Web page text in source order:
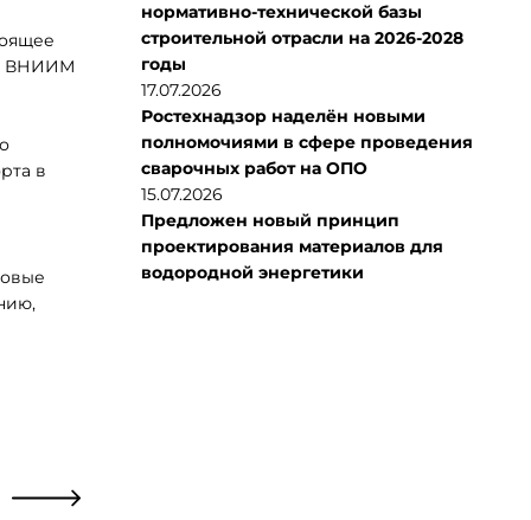
ВНИИМ
в
нормативно-технической базы
строительной отрасли на 2026-2028
годы
17.07.2026
Ростехнадзор наделён новыми
полномочиями в сфере проведения
сварочных работ на ОПО
15.07.2026
Предложен новый принцип
проектирования материалов для
водородной энергетики